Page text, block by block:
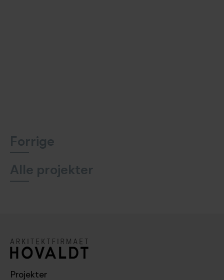
Forrige
Alle projekter
Projekter